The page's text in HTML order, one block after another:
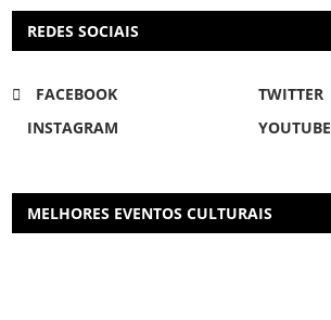
REDES SOCIAIS
FACEBOOK
TWITTER
INSTAGRAM
YOUTUBE
MELHORES EVENTOS CULTURAIS